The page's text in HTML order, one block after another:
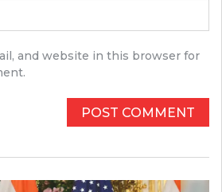
and website in this browser for